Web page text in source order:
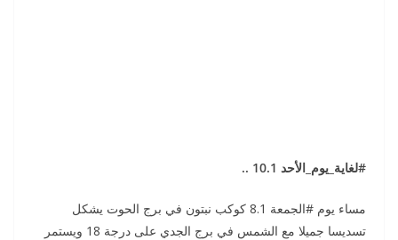
#لغاية_يوم_الأحد 10.1 ..
مساء يوم #الجمعة 8.1 كوكب نبتون في برج الحوت يشكل
تسديسا جميلا مع الشمس في برج الجدي على درجة 18 ويستمر